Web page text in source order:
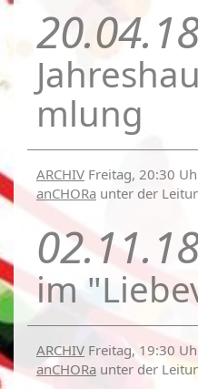
mlung
ARCHIV Freitag, 20:30
anCHORa unter der
im
ARCHIV Freitag, 19:30
anCHORa unter der